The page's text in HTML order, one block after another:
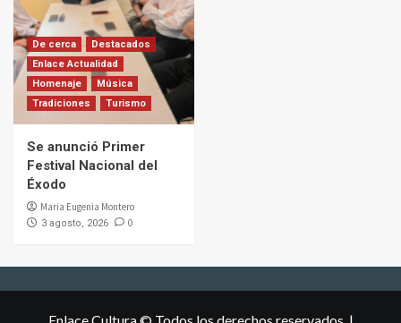
De cerca
Destacados
Enlace Actualidad
Homenaje
Música
Tradiciones
Turismo
Se anunció Primer
Festival Nacional del
Éxodo
Maria Eugenia Montero
3 agosto, 2026 0